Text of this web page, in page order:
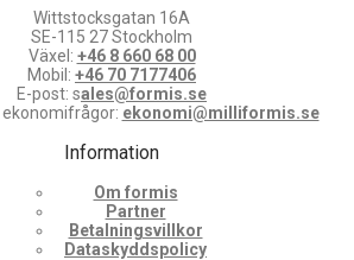
Wittstocksgatan 16A
SE-115 27 Stockholm
Växel: +46 8 660 68 00
Mobil: +46 70 7177406
E-post: sales@formis.se
ekonomifrågor: ekonomi@milliformis.se
Information
Om formis
Partner
Betalningsvillkor
Dataskyddspolicy